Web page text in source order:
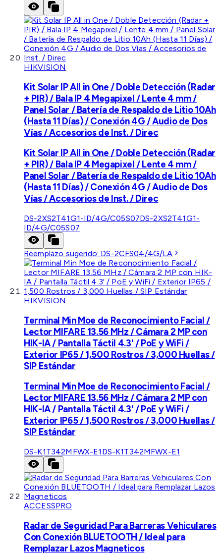
HIKVISION
Kit Solar IP All in One / Doble Detección (Radar
+ PIR) / Bala IP 4 Megapixel / Lente 4 mm /
Panel Solar / Batería de Respaldo de Litio 10Ah
(Hasta 11 Días) / Conexión 4G / Audio de Dos
Vías / Accesorios de Inst. / Direc
Kit Solar IP All in One / Doble Detección (Radar
+ PIR) / Bala IP 4 Megapixel / Lente 4 mm /
Panel Solar / Batería de Respaldo de Litio 10Ah
(Hasta 11 Días) / Conexión 4G / Audio de Dos
Vías / Accesorios de Inst. / Direc
DS-2XS2T41G1-ID/4G/C05S07DS-2XS2T41G1-
ID/4G/C05S07
Reemplazo sugerido: DS-2CFS04/4G/LA
HIKVISION
Terminal Min Moe de Reconocimiento Facial /
Lector MIFARE 13.56 MHz / Cámara 2 MP con
HIK-IA / Pantalla Táctil 4.3' / PoE y WiFi /
Exterior IP65 / 1,500 Rostros / 3,000 Huellas /
SIP Estándar
Terminal Min Moe de Reconocimiento Facial /
Lector MIFARE 13.56 MHz / Cámara 2 MP con
HIK-IA / Pantalla Táctil 4.3' / PoE y WiFi /
Exterior IP65 / 1,500 Rostros / 3,000 Huellas /
SIP Estándar
DS-K1T342MFWX-E1 DS-K1T342MFWX-E1
ACCESSPRO
Radar de Seguridad Para Barreras Vehiculares
Con Conexión BLUETOOTH / Ideal para
Remplazar Lazos Magneticos